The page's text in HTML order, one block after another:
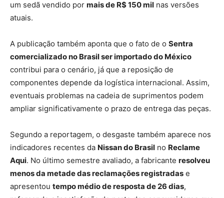
um sedã vendido por mais de R$ 150 mil nas versões
atuais.
A publicação também aponta que o fato de o Sentra
comercializado no Brasil ser importado do México
contribui para o cenário, já que a reposição de
componentes depende da logística internacional. Assim,
eventuais problemas na cadeia de suprimentos podem
ampliar significativamente o prazo de entrega das peças.
Segundo a reportagem, o desgaste também aparece nos
indicadores recentes da Nissan do Brasil no Reclame
Aqui. No último semestre avaliado, a fabricante resolveu
menos da metade das reclamações registradas e
apresentou tempo médio de resposta de 26 dias,